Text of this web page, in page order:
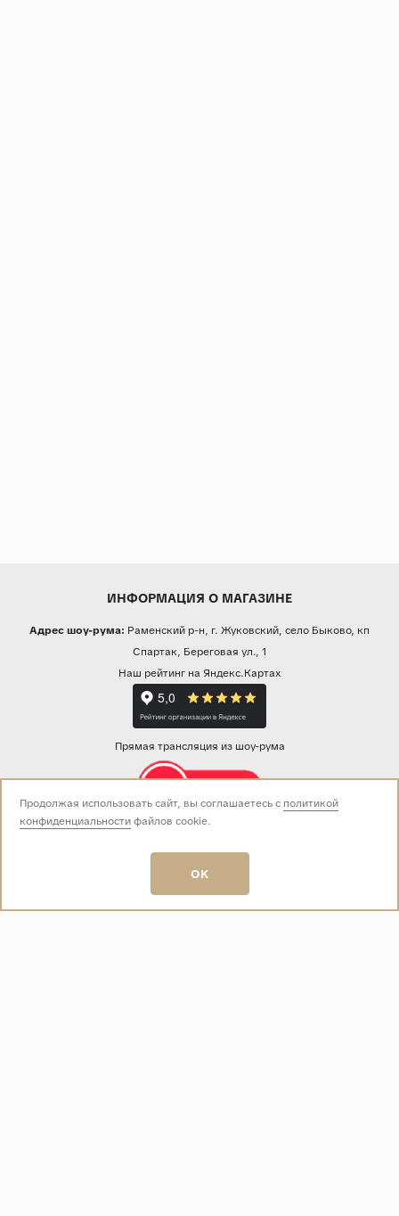
ИНФОРМАЦИЯ О МАГАЗИНЕ
Адрес шоу-рума: Раменский р-н, г. Жуковский, село Быково, кп
Спартак, Береговая ул., 1
Наш рейтинг на Яндекс.Картах
Прямая трансляция из шоу-рума
Звоните нам:
пн-вс 10:00 - 19:00
E-mail:
info@baza-plitki.ru
Продолжая использовать сайт, вы соглашаетесь с политикой
конфиденциальностифайлов cookie.
OK